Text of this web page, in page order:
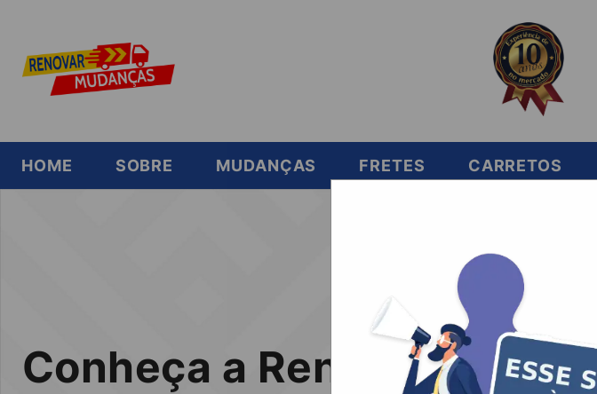
HOME SOBRE MUDANÇAS FRETES CARRETOS
Conheça a Renovar